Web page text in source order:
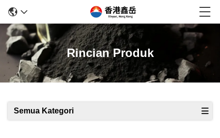
Rincian Produk
Semua Kategori